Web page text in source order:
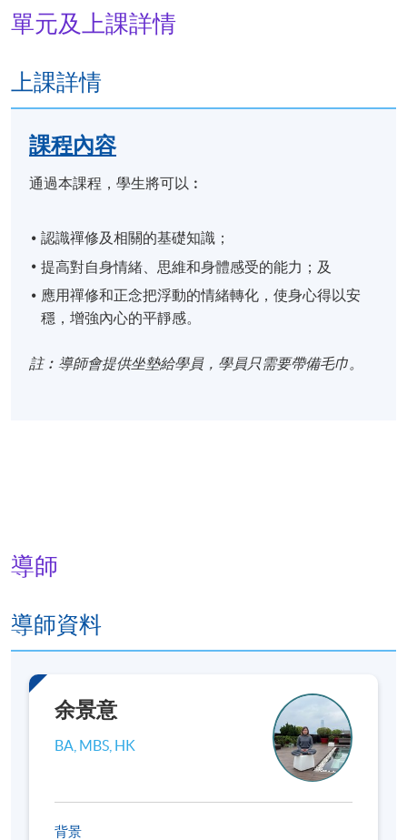
單元及上課詳情
上課詳情
課程內容
通過本課程，學生將可以︰
認識禪修及相關的基礎知識；
提高對自身情緒、思維和身體感受的能力；及
應用禪修和正念把浮動的情緒轉化，使身心得以安
穩，增強內心的平靜感。
註︰導師會提供坐墊給學員，學員只需要帶備毛巾。
導師
導師資料
余景意
BA, MBS, HK
背景